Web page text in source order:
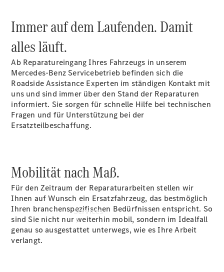
Gebrauchtwagensuche
Junge
Sterne
Digitale
Extras
Services
Immer auf dem Laufenden. Damit
alles läuft.
Ab Reparatureingang Ihres Fahrzeugs in unserem
Mercedes-Benz Servicebetrieb befinden sich die
Roadside Assistance Experten im ständigen Kontakt mit
uns und sind immer über den Stand der Reparaturen
informiert. Sie sorgen für schnelle Hilfe bei technischen
Fragen und für Unterstützung bei der
Ersatzteilbeschaffung.
Mobilität nach Maß.
Für den Zeitraum der Reparaturarbeiten stellen wir
Ihnen auf Wunsch ein Ersatzfahrzeug, das bestmöglich
Ihren branchenspezifischen Bedürfnissen entspricht. So
sind Sie nicht nur weiterhin mobil, sondern im Idealfall
genau so ausgestattet unterwegs, wie es Ihre Arbeit
verlangt.